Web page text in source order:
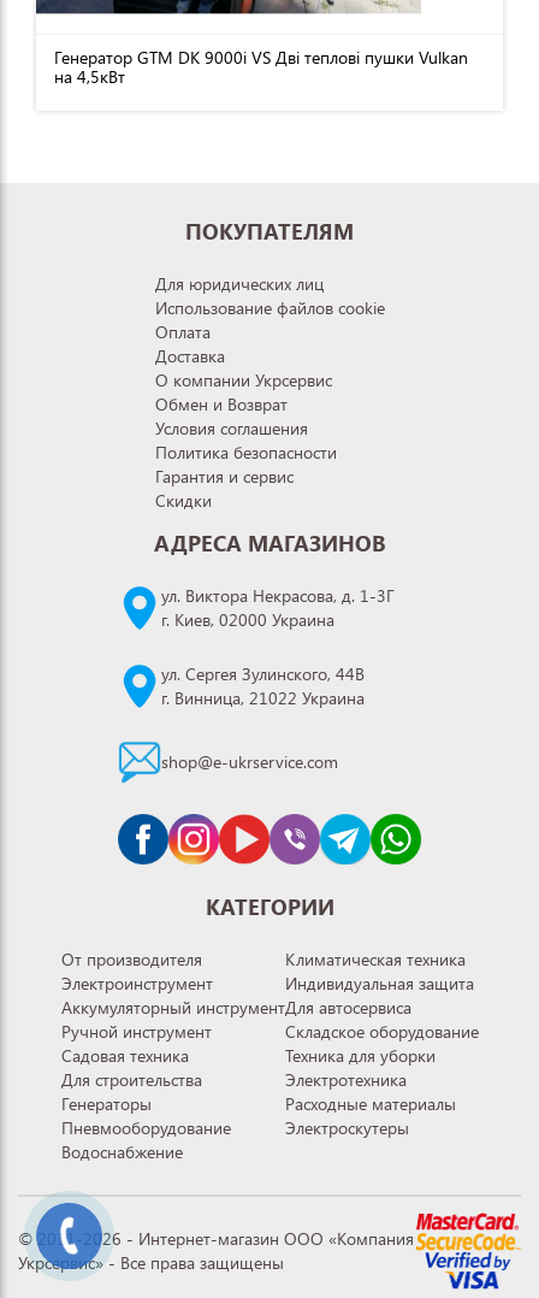
Генератор GTM DK 9000i VS Дві теплові пушки Vulkan
на 4,5кВт
ПОКУПАТЕЛЯМ
Для юридических лиц
Использование файлов cookie
Оплата
Доставка
О компании Укрсервис
Обмен и Возврат
Условия соглашения
Политика безопасности
Гарантия и сервис
Скидки
АДРЕСА МАГАЗИНОВ
ул. Виктора Некрасова, д. 1-3Г
г. Киев, 02000 Украина
ул. Сергея Зулинского, 44В
г. Винница, 21022 Украина
shop@e-ukrservice.com
КАТЕГОРИИ
От производителя
Электроинструмент
Аккумуляторный инструмент
Ручной инструмент
Садовая техника
Для строительства
Генераторы
Пневмооборудование
Водоснабжение
Климатическая техника
Индивидуальная защита
Для автосервиса
Складское оборудование
Техника для уборки
Электротехника
Расходные материалы
Электроскутеры
© 2011-2026 - Интернет-магазин ООО «Компания
Укрсервис» - Все права защищены